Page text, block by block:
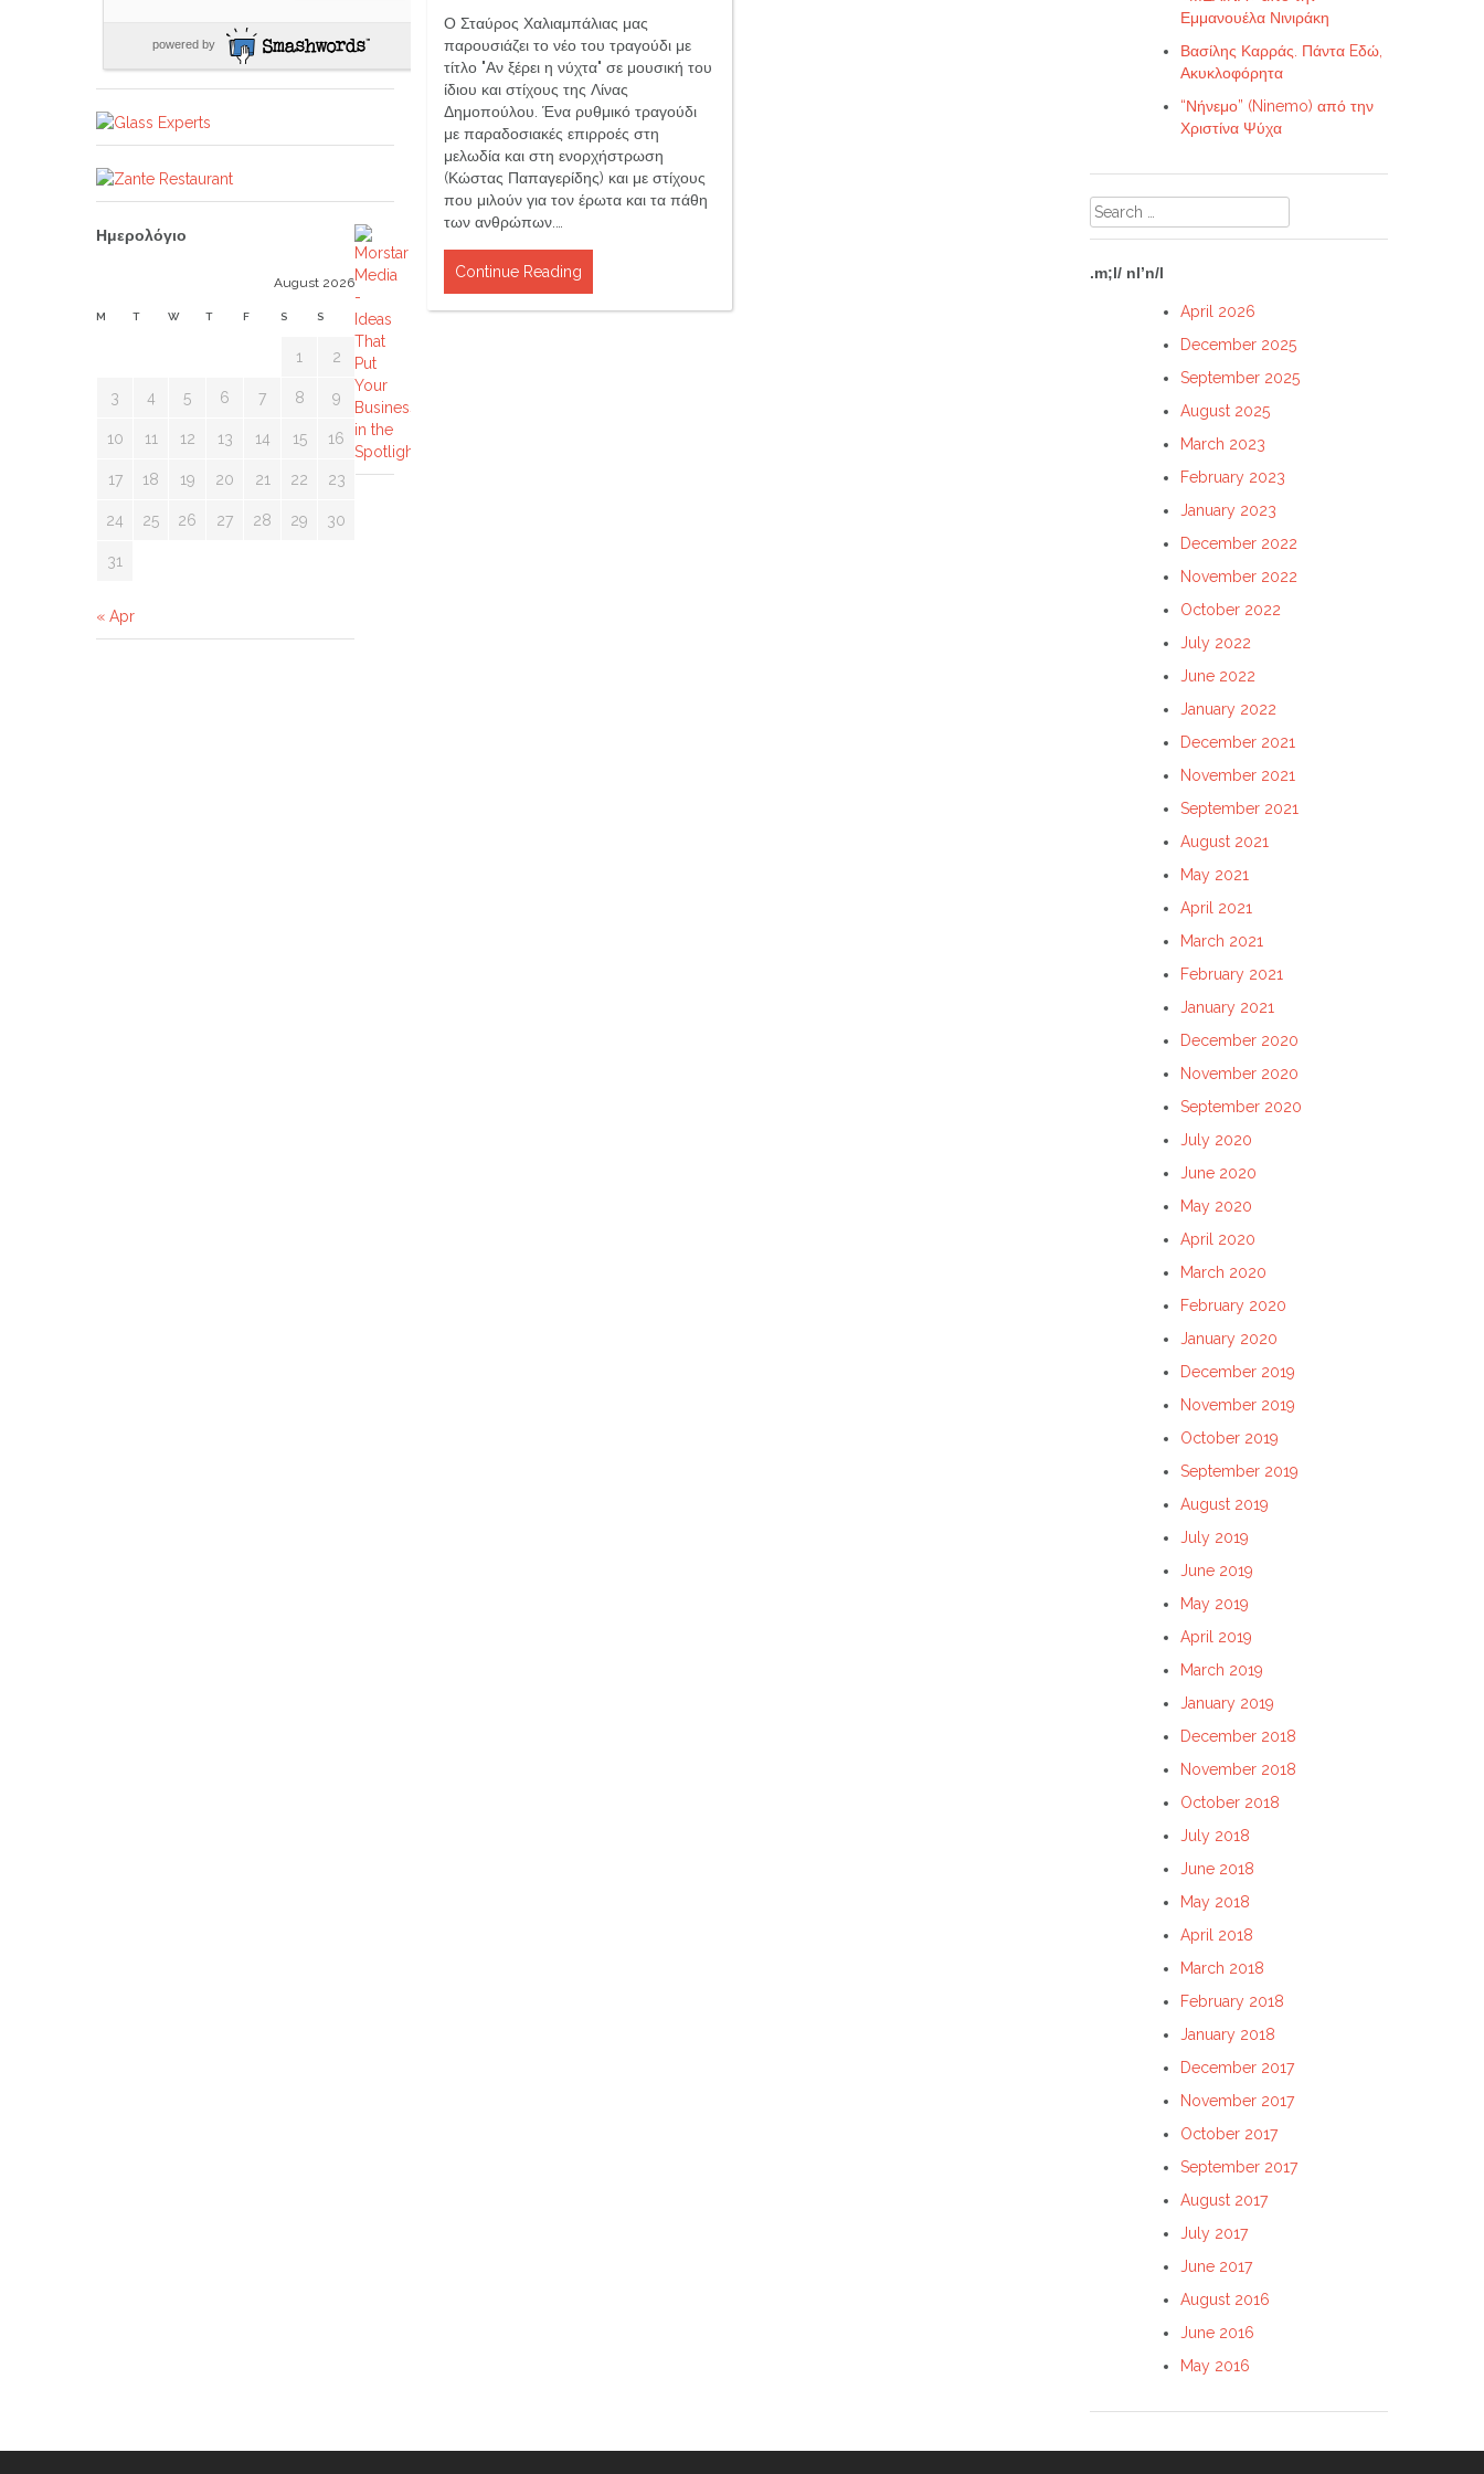
powered by
Ημερολόγιο
August 2026
M T W T F S S
1 2
3 4 5 6 7 8 9
10 11 12 13 14 15 16
17 18 19 20 21 22 23
24 25 26 27 28 29 30
31
« Apr
Ο Σταύρος Χαλιαμπάλιας μας
παρουσιάζει το νέο του τραγούδι με
τίτλο "Αν ξέρει η νύχτα" σε μουσική του
ίδιου και στίχους της Λίνας
Δημοπούλου. Ένα ρυθμικό τραγούδι
με παραδοσιακές επιρροές στη
μελωδία και στη ενορχήστρωση
(Κώστας Παπαγερίδης) και με στίχους
που μιλούν για τον έρωτα και τα πάθη
των ανθρώπων.…
Continue Reading
Εμμανουέλα Νινιράκη
Βασίλης Καρράς. Πάντα Eδώ,
Ακυκλοφόρητα
“Νήνεμο” (Ninemo) από την
Χριστίνα Ψύχα
Search
for:
.m;l/ nl’n/l
April 2026
December 2025
September 2025
August 2025
March 2023
February 2023
January 2023
December 2022
November 2022
October 2022
July 2022
June 2022
January 2022
December 2021
November 2021
September 2021
August 2021
May 2021
April 2021
March 2021
February 2021
January 2021
December 2020
November 2020
September 2020
July 2020
June 2020
May 2020
April 2020
March 2020
February 2020
January 2020
December 2019
November 2019
October 2019
September 2019
August 2019
July 2019
June 2019
May 2019
April 2019
March 2019
January 2019
December 2018
November 2018
October 2018
July 2018
June 2018
May 2018
April 2018
March 2018
February 2018
January 2018
December 2017
November 2017
October 2017
September 2017
August 2017
July 2017
June 2017
August 2016
June 2016
May 2016